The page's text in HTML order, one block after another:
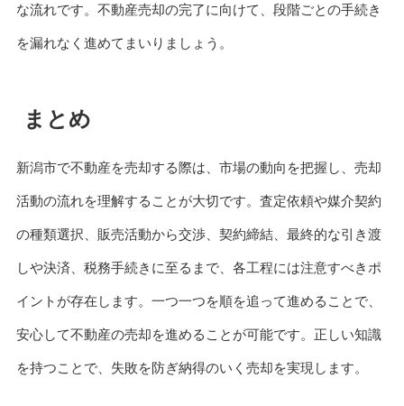
な流れです。不動産売却の完了に向けて、段階ごとの手続き
を漏れなく進めてまいりましょう。
まとめ
新潟市で不動産を売却する際は、市場の動向を把握し、売却
活動の流れを理解することが大切です。査定依頼や媒介契約
の種類選択、販売活動から交渉、契約締結、最終的な引き渡
しや決済、税務手続きに至るまで、各工程には注意すべきポ
イントが存在します。一つ一つを順を追って進めることで、
安心して不動産の売却を進めることが可能です。正しい知識
を持つことで、失敗を防ぎ納得のいく売却を実現します。